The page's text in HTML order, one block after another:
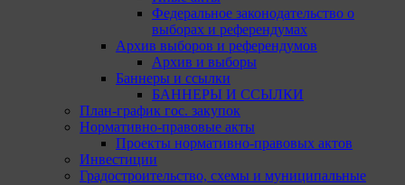
Федеральное законодательство о
выборах и референдумах
Архив выборов и референдумов
Архив и выборы
Баннеры и ссылки
БАННЕРЫ И ССЫЛКИ
План-график гос. закупок
Нормативно-правовые акты
Проекты нормативно-правовых актов
Инвестиции
Градостроительство, схемы и муниципальные